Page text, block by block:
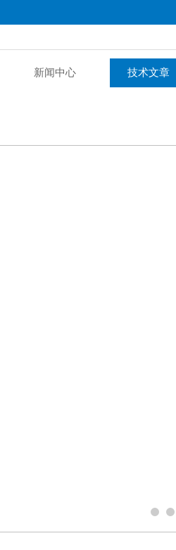
新闻中心 技术文章